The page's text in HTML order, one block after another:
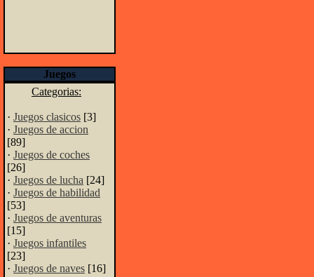
Juegos
Categorias:
· Juegos clasicos [3]
· Juegos de accion
[89]
· Juegos de coches
[26]
· Juegos de lucha [24]
· Juegos de habilidad
[53]
· Juegos de aventuras
[15]
· Juegos infantiles
[23]
· Juegos de naves [16]